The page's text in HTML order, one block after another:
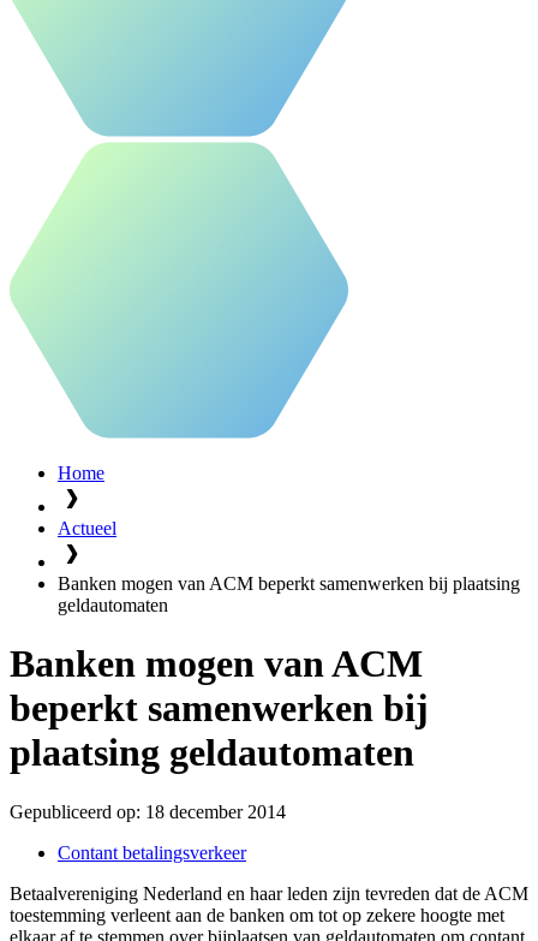
Home
Actueel
Banken mogen van ACM beperkt samenwerken bij plaatsing
geldautomaten
Banken mogen van ACM
beperkt samenwerken bij
plaatsing geldautomaten
Gepubliceerd op: 18 december 2014
Contant betalingsverkeer
Betaalvereniging Nederland en haar leden zijn tevreden dat de ACM
toestemming verleent aan de banken om tot op zekere hoogte met
elkaar af te stemmen over bijplaatsen van geldautomaten om contant